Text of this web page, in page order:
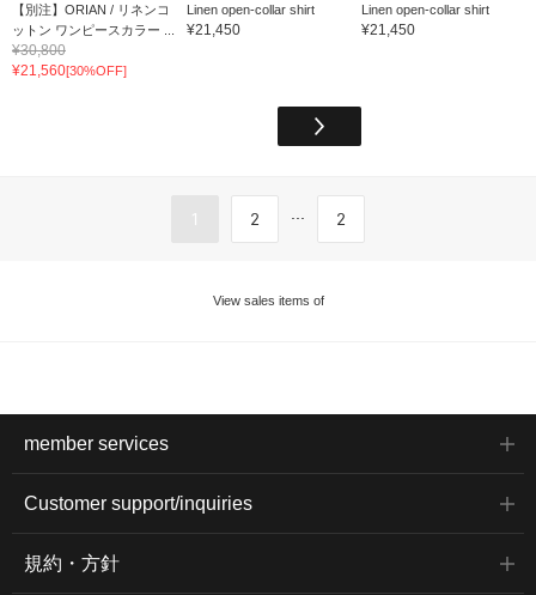
【別注】ORIAN / リネンコ
ットン ワンピースカラー ...
¥30,800
¥21,560[30%OFF]
Linen open-collar shirt
¥21,450
Linen open-collar shirt
¥21,450
1 2 ... 2
View sales items of
member services
Customer support/inquiries
規約・方針